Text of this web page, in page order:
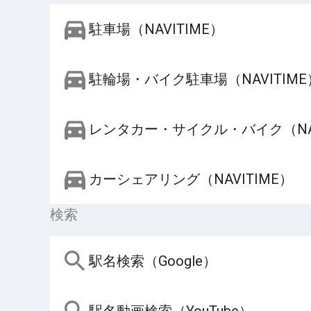
駐車場（NAVITIME）
駐輪場・バイク駐車場（NAVITIME
レンタカー・サイクル・バイク（
カーシェアリング（NAVITIME）
検索
駅名検索（Google）